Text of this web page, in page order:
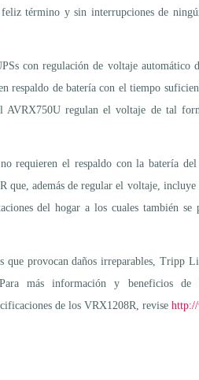
término y sin interrupciones de
con regulación de voltaje automático
de batería con el tiempo
regulan el voltaje de tal
requieren el respaldo con la batería
además de regular el voltaje,
del hogar a los cuales también se
provocan daños irreparables, Tripp
más información y beneficios
de los VRX1208R, revise